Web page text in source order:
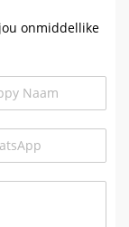
onmiddellike